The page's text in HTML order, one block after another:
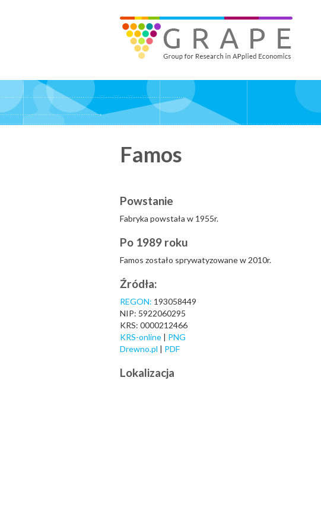
GRAPE - Group for Research in APplied Economics
Famos
Powstanie
Fabryka powstała w 1955r.
Po 1989 roku
Famos zostało sprywatyzowane w 2010r.
Źródła:
REGON: 193058449
NIP: 5922060295
KRS: 0000212466
KRS-online | PNG
Drewno.pl | PDF
Lokalizacja